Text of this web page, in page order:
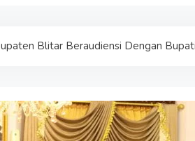
Blitar Beraudiensi Dengan